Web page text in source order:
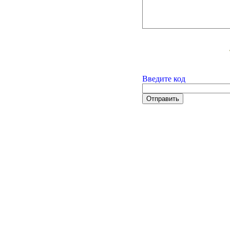
Введите код